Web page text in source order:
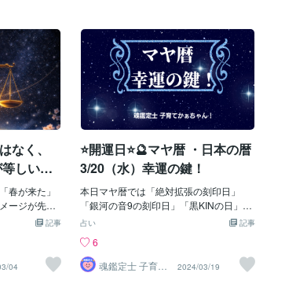
終わらせる
の力では到
る事は出来
出来る事を
しければ3月
：00】より2
をしましょ
か？そうです！春分の日なんです。なの
で、占星術では、春分の日は【1年の始ま
り】なんですよ！昼と夜が同じ長さとい
うだけではないんです。＊ちなみに、20
24年は3月20日12時7分頃に春分を迎え
ます。【宇宙元旦】という言葉を聞いた
ことがあるかもしれませんね。それは、
こういう意味で【宇宙元旦】と呼ばれて
いるということなんです。なので、占星
術において、３月はとても重要なので、
少しだけおつきあいくださいね。まずは
結論から。3月は20日の春分の日を境
に、前半と後半で空気感がガラッと変わ
ります。まず３月前半をひと言で言うと
【これまで見て見ぬフリをしてきた違和
感が表面化】します。そして、3月後半
は、【イメージ(妄想)が豊かさに繋がり
やすい】と言えます。そして、その大き
なく、
しい日
—
春が来た」
ージが先に
春分の本質
は、昼と夜
り、光と闇
です。この
記事
04
⭐開運日⭐🔮マヤ暦 ・日本の暦
3/20（水）幸運の鍵！
本日マヤ暦では「絶対拡張の刻印日」
「銀河の音9の刻印日」「黒KINの日」日
本の暦では「春分の日」が重なるパワフ
ルギーの流れに乗ることで 自分らしい生
き方に つながりやすくなります💫 本日の
マヤ暦・日本の暦ご紹介いたします💞 ⭐
記事
占い
6
魂鑑定士 子育て
かぁちゃん！
2024/03/19